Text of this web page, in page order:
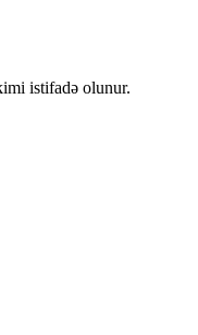
istifadə olunur.